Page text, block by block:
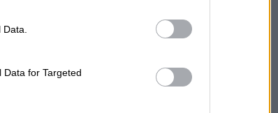
for Targeted
για τον